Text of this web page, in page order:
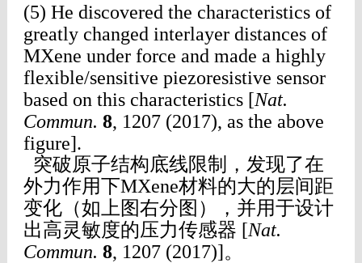
(5) He discovered the characteristics of
greatly changed interlayer distances of
MXene under force and made a highly
flexible/sensitive piezoresistive sensor
based on this characteristics [Nat.
Commun. 8, 1207 (2017), as the above
figure].
突破原子结构底线限制， 发现了在
外力作用下MXene材料的大的层间距
变化（如上图右分图），并用于设计
出高灵敏度的压力传感器 [Nat.
Commun. 8, 1207 (2017)]。